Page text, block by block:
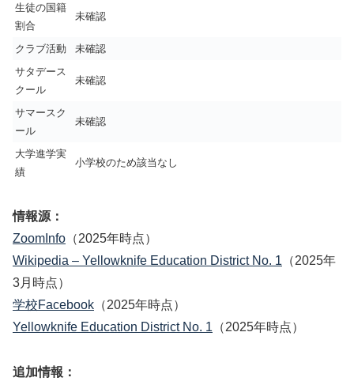
生徒の国籍
割合
未確認
クラブ活動
未確認
サタデース
クール
未確認
サマースク
ール
未確認
大学進学実
績
小学校のため該当なし
情報源：
ZoomInfo （2025年時点）
Wikipedia – Yellowknife Education District No. 1 （2025年
3月時点）
学校Facebook （2025年時点）
Yellowknife Education District No. 1 （2025年時点）
追加情報：